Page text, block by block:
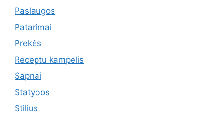
Paslaugos
Patarimai
Prekės
Receptu kampelis
Sapnai
Statybos
Stilius